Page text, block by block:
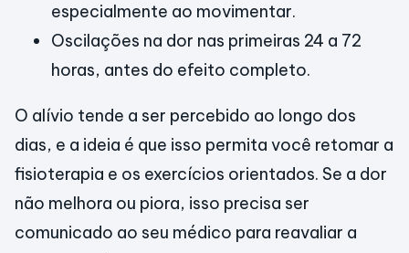
especialmente ao movimentar.
Oscilações na dor nas primeiras 24 a 72
horas, antes do efeito completo.
O alívio tende a ser percebido ao longo dos
dias, e a ideia é que isso permita você retomar a
fisioterapia e os exercícios orientados. Se a dor
não melhora ou piora, isso precisa ser
comunicado ao seu médico para reavaliar a